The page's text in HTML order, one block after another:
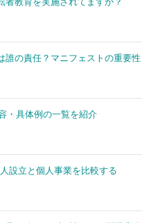
誰の責任？マニフェストの重要性
・具体例の一覧を紹介
設立と個人事業を比較する